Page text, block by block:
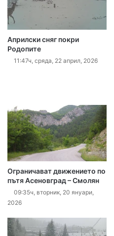
Априлски сняг покри
Родопите
11:47ч, сряда, 22 април, 2026
Ограничават движението по
пътя Асеновград – Смолян
09:35ч, вторник, 20 януари,
2026